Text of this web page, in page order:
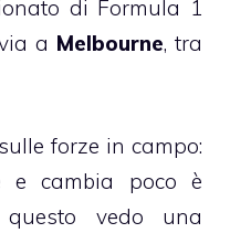
di Formula 1
a Melbourne, tra
forze in campo:
e cambia poco è
vedo una